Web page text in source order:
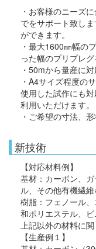
・お客様のニーズ
でをサポート致し
ができます。
・最大1600㎜幅の
った幅のプリプレグ
・50mから量産に対
・A4サイズ程度の
使用した試作にも
利用いただけます。
・ご希望の寸法、
新技術
【対応材料例】
基材：カーボン、
ル、その他有機繊
樹脂：フェノール
和ポリエステル、
上記以外の材料に
【生産例１】